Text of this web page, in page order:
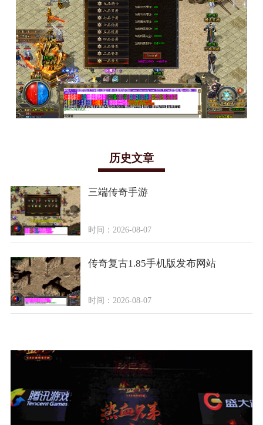
历史文章
三端传奇手游
时间：2026-08-07
传奇复古1.85手机版发布网站
时间：2026-08-07